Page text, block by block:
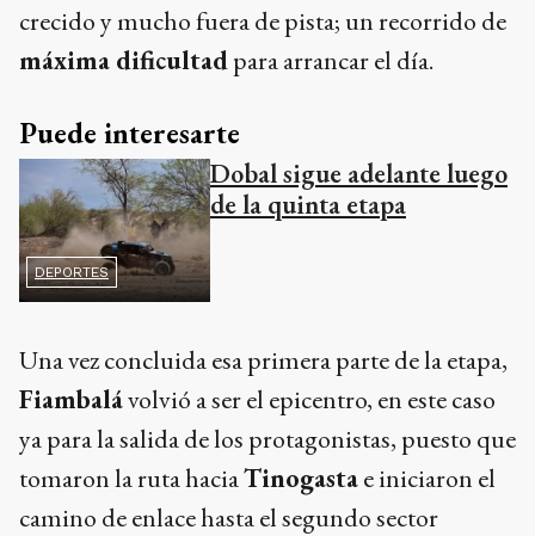
crecido y mucho fuera de pista; un recorrido de
máxima dificultadpara arrancar el día.
Puede interesarte
DEPORTES
Dobal sigue adelante luego
de la quinta etapa
Una vez concluida esa primera parte de la etapa,
Fiambalávolvió a ser el epicentro, en este caso
ya para la salida de los protagonistas, puesto que
tomaron la ruta haciaTinogastae iniciaron el
camino de enlace hasta el segundo sector